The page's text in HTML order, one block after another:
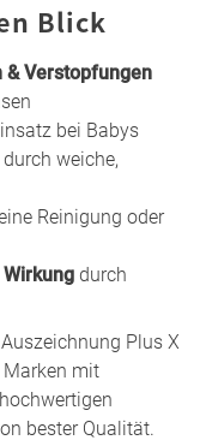
Blick
& Verstopfungen
bei Babys
durch weiche,
Reinigung oder
durch
Plus X
Marken mit
bester Qualität.